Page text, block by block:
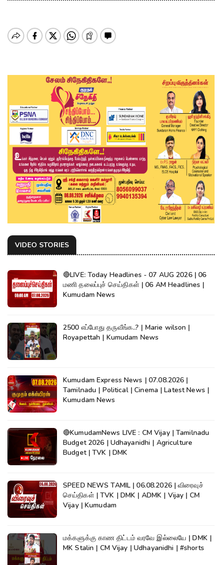
VIDEO STORIES
🔴LIVE: Today Headlines - 07 AUG 2026 | 06
மணி தலைப்புச் செய்திகள் | 06 AM Headlines |
Kumudam News
2500 எப்போது தருவீங்க..? | Marie wilson |
Royapettah | Kumudam News
Kumudam Express News | 07.08.2026 |
Tamilnadu | Political | Cinema | Latest News |
Kumudam News
🔴KumudamNews LIVE : CM Vijay | Tamilnadu
Budget 2026 | Udhayanidhi | Agriculture
Budget | TVK | DMK
SPEED NEWS TAMIL | 06.08.2026 | விரைவுச்
செய்திகள் | TVK | DMK | ADMK | Vijay | CM
Vijay | Kumudam
மக்களுக்கு காண திட்டம் வரவே இல்லையே | DMK |
MK Stalin | CM Vijay | Udhayanidhi | #shorts